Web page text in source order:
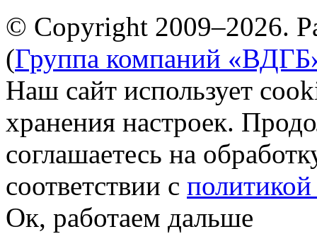
© Copyright 2009–2026.
(Группа компаний
Наш сайт использует
хранения настроек.
соглашаетесь на
соответствии с
Ок, работаем дальше